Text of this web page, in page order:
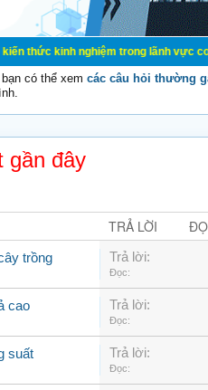
nghiệm trong lãnh vực cơ điện,
có thể xem các câu hỏi thường
gần đây
TRẢ LỜI
trồng Trả lời:
Đọc:
cao Trả lời:
Đọc:
suất Trả lời:
Đọc: